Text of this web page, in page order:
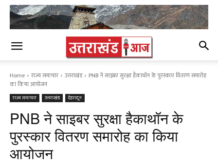
Home राज्य समाचार उत्तराखंड
PNB ने साइबर सुरक्षा हैकाथॉन के पुरस्कार वितरण समारोह
का किया आयोजन
राज्य समाचार उत्तराखंड देहरादून
PNB ने साइबर सुरक्षा हैकाथॉन के
पुरस्कार वितरण समारोह का किया
आयोजन